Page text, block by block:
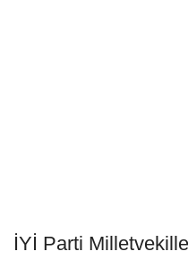
İYİ Parti